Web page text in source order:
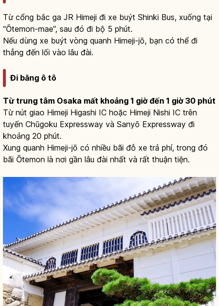
Từ cổng bắc ga JR Himeji đi xe buýt Shinki Bus, xuống tại
“Ōtemon-mae”, sau đó đi bộ 5 phút.
Nếu dùng xe buýt vòng quanh Himeji-jō, bạn có thể đi
thẳng đến lối vào lâu đài.
Đi bằng ô tô
Từ trung tâm Osaka mất khoảng 1 giờ đến 1 giờ 30 phút
Từ nút giao Himeji Higashi IC hoặc Himeji Nishi IC trên
tuyến Chūgoku Expressway và Sanyō Expressway đi
khoảng 20 phút.
Xung quanh Himeji-jō có nhiều bãi đỗ xe trả phí, trong đó
bãi Ōtemon là nơi gần lâu đài nhất và rất thuận tiện.